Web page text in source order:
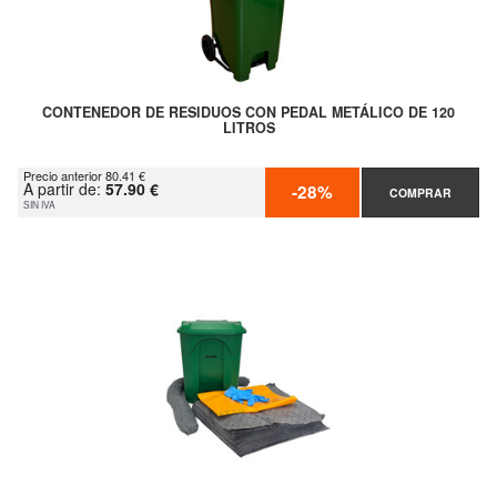
CONTENEDOR DE RESIDUOS CON PEDAL METÁLICO DE 120
LITROS
Precio anterior 80.41 €
A partir de: 57.90 €
SIN IVA -28% COMPRAR